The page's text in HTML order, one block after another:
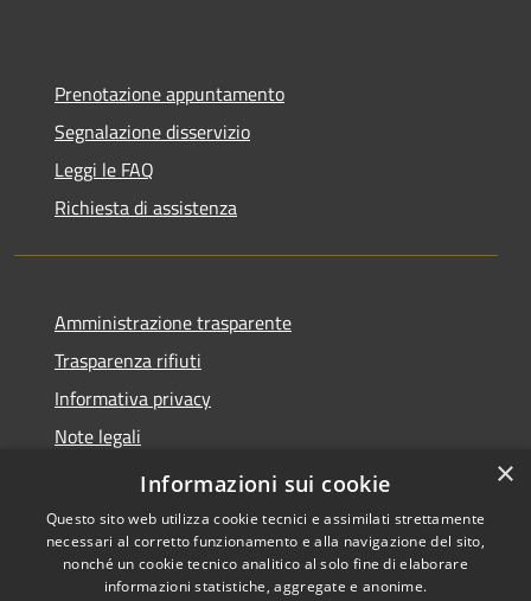
Prenotazione appuntamento
Segnalazione disservizio
Leggi le FAQ
Richiesta di assistenza
Amministrazione trasparente
Trasparenza rifiuti
Informativa privacy
Note legali
Dichiarazione di accessibilità
Copyright © 2026 • Città di
×
Informazioni sui cookie
Questo sito web utilizza cookie tecnici e assimilati strettamente
necessari al corretto funzionamento e alla navigazione del sito,
nonché un cookie tecnico analitico al solo fine di elaborare
informazioni statistiche, aggregate e anonime.